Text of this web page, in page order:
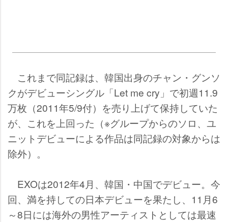
これまで同記録は、韓国出身のチャン・グンソ
クがデビューシングル「Let me cry」で初週11.9
万枚（2011年5/9付）を売り上げて保持していた
が、これを上回った（※グループからのソロ、ユ
ニットデビューによる作品は同記録の対象からは
除外）。
EXOは2012年4月、韓国・中国でデビュー。今
回、満を持しての日本デビューを果たし、11月6
～8日には海外の男性アーティストとしては最速